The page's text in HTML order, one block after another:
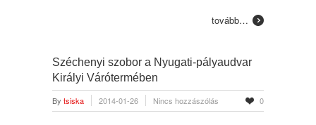
tovább…
Széchenyi szobor a Nyugati-pályaudvar
Királyi Várótermében
By tsiska 2014-01-26 Nincs hozzászólás 0